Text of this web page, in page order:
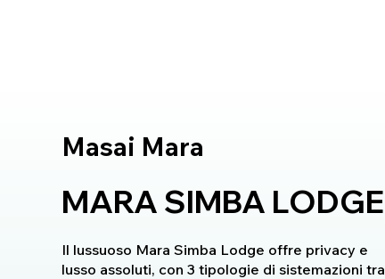
Masai Mara
MARA SIMBA LODGE
Il lussuoso Mara Simba Lodge offre privacy e
lusso assoluti, con 3 tipologie di sistemazioni tra